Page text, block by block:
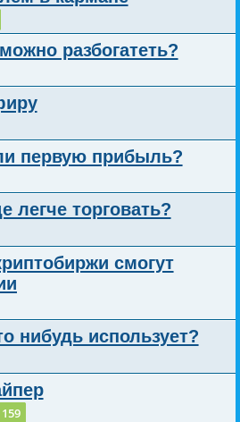
разбогатеть?
первую прибыль?
легче торговать?
смогут
нибудь использует?
159